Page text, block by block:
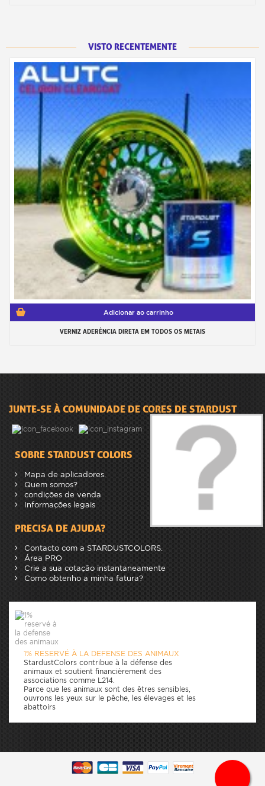
VISTO RECENTEMENTE
Adicionar ao carrinho
VERNIZ ADERÊNCIA DIRETA EM TODOS OS METAIS
JUNTE-SE À COMUNIDADE DE CORES DE STARDUST
SOBRE STARDUST COLORS
Mapa de aplicadores.
Quem somos?
condições de venda
Informações legais
PRECISA DE AJUDA?
Contacto com a STARDUSTCOLORS.
Área PRO
Crie a sua cotação instantaneamente
Como obtenho a minha fatura?
1% RESERVÉ À LA DEFENSE DES ANIMAUX
StardustColors contribue à la défense des
animaux et soutient financièrement des
associations comme L214.
Parce que les animaux sont des êtres sensibles,
ouvrons les yeux sur le pêche, les élevages et les
abattoirs